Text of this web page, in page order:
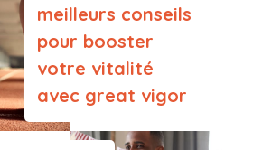
meilleurs conseils
pour booster
votre vitalité
avec great vigor